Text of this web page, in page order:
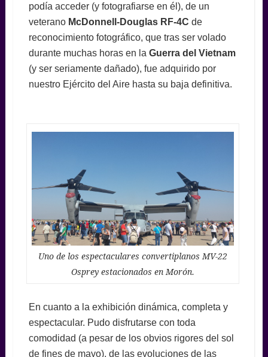
podía acceder (y fotografiarse en él), de un
veterano McDonnell-Douglas RF-4C de
reconocimiento fotográfico, que tras ser volado
durante muchas horas en la Guerra del Vietnam
(y ser seriamente dañado), fue adquirido por
nuestro Ejército del Aire hasta su baja definitiva.
Uno de los espectaculares convertiplanos MV-22
Osprey estacionados en Morón.
En cuanto a la exhibición dinámica, completa y
espectacular. Pudo disfrutarse con toda
comodidad (a pesar de los obvios rigores del sol
de fines de mayo), de las evoluciones de las